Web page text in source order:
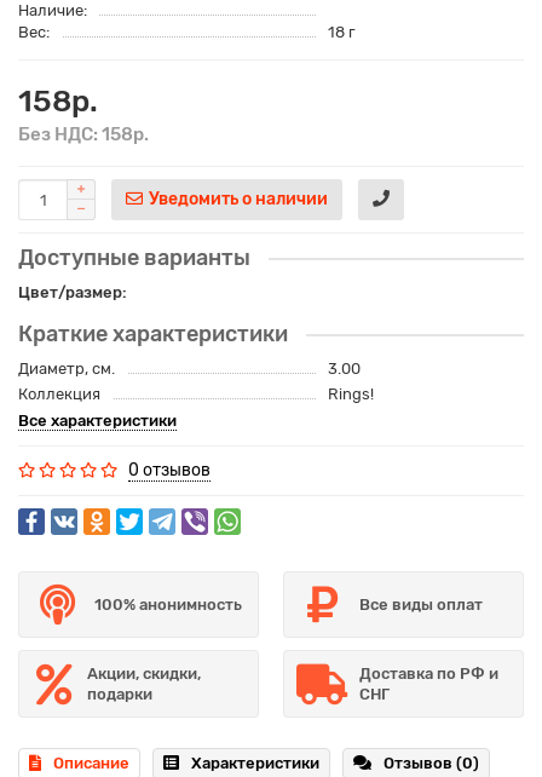
Наличие:
Вес:
18 г
158р.
Без НДС: 158р.
Уведомить о наличии
Доступные варианты
Цвет/размер:
Краткие характеристики
Диаметр, см.
3.00
Коллекция
Rings!
Все характеристики
0 отзывов
100% анонимность Все виды оплат
Акции, скидки,
подарки
Доставка по РФ и
СНГ
Описание Характеристики Отзывов (0)